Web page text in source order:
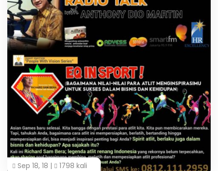
Sep 18, 18 | 1798 kali